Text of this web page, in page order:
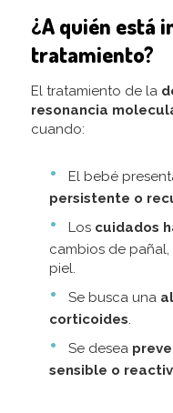
¿A quién está
tratamiento?
El tratamiento de la
resonancia
cuando:
El bebé
persistente o
Los cuidados
cambios de
piel.
Se busca una
corticoides.
Se desea
sensible o